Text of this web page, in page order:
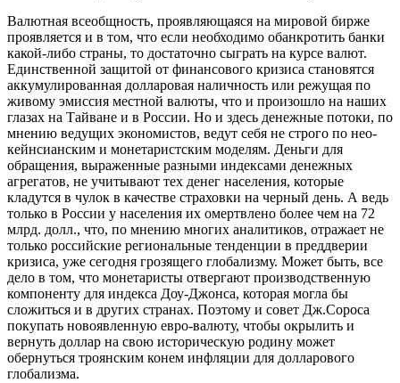
Валютная всеобщность, проявляющаяся на мировой бирже
проявляется и в том, что если необходимо обанкротить банки
какой-либо страны, то достаточно сыграть на курсе валют.
Единственной защитой от финансового кризиса становятся
аккумулированная долларовая наличность или режущая по
живому эмиссия местной валюты, что и произошло на наших
глазах на Тайване и в России. Но и здесь денежные потоки, по
мнению ведущих экономистов, ведут себя не строго по нео-
кейнсианским и монетаристским моделям. Деньги для
обращения, выраженные разными индексами денежных
агрегатов, не учитывают тех денег населения, которые
кладутся в чулок в качестве страховки на черный день. А ведь
только в России у населения их омертвлено более чем на 72
млрд. долл., что, по мнению многих аналитиков, отражает не
только российские региональные тенденции в преддверии
кризиса, уже сегодня грозящего глобализму. Может быть, все
дело в том, что монетаристы отвергают производственную
компоненту для индекса Доу-Джонса, которая могла бы
сложиться и в других странах. Поэтому и совет Дж.Сороса
покупать новоявленную евро-валюту, чтобы окрылить и
вернуть доллар на свою историческую родину может
обернуться троянским конем инфляции для долларового
глобализма.